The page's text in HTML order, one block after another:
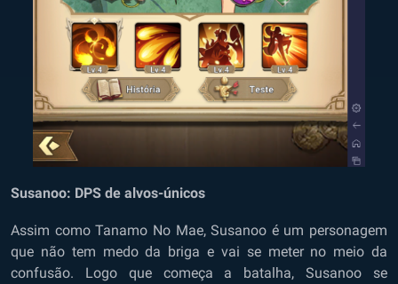
Susanoo: DPS de alvos-únicos
Assim como Tanamo No Mae, Susanoo é um personagem
que não tem medo da briga e vai se meter no meio da
confusão. Logo que começa a batalha, Susanoo se